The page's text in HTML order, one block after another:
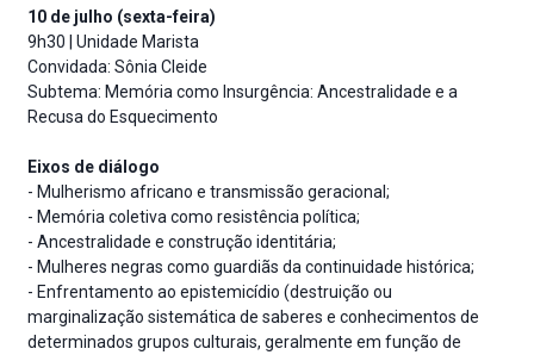
10 de julho (sexta-feira)
9h30 | Unidade Marista
Convidada: Sônia Cleide
Subtema: Memória como Insurgência: Ancestralidade e a
Recusa do Esquecimento
Eixos de diálogo
- Mulherismo africano e transmissão geracional;
- Memória coletiva como resistência política;
- Ancestralidade e construção identitária;
- Mulheres negras como guardiãs da continuidade histórica;
- Enfrentamento ao epistemicídio (destruição ou
marginalização sistemática de saberes e conhecimentos de
determinados grupos culturais, geralmente em função de